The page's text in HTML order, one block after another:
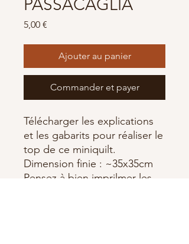
PASSACAGLIA
5,00 €
Ajouter au panier
Commander et payer
Télécharger les explications
et les gabarits pour réaliser le
top de ce miniquilt.
Dimension finie : ~35x35cm
Pensez à bien imprilmer les